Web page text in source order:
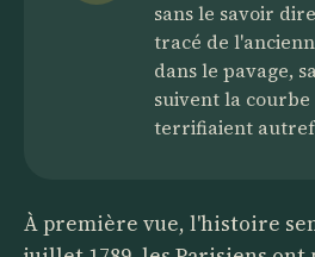
sans le savoir
tracé de
dans le pavage,
suivent la
terrifiaient
À première vue, l'histoire